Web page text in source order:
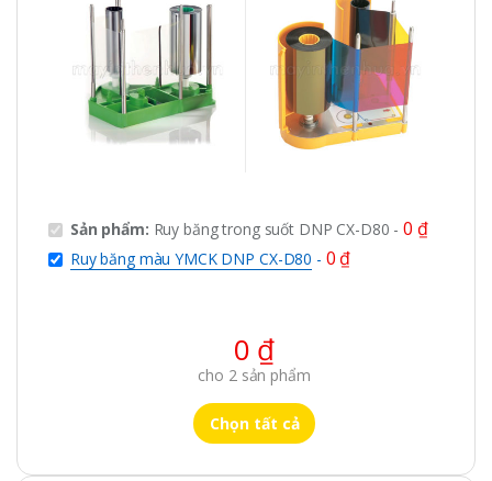
Sản phẩm: Ruy băng trong suốt DNP CX-D80 -0 ₫
Ruy băng màu YMCK DNP CX-D80 - 0 ₫
0 ₫
cho 2 sản phẩm
Chọn tất cả